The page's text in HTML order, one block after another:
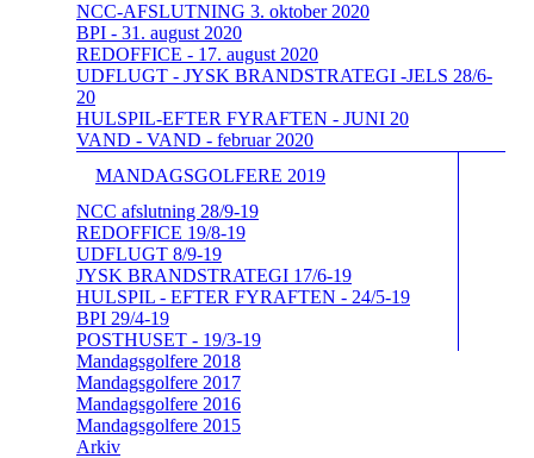
NCC-AFSLUTNING 3. oktober 2020
BPI - 31. august 2020
REDOFFICE - 17. august 2020
UDFLUGT - JYSK BRANDSTRATEGI -JELS 28/6-
20
HULSPIL-EFTER FYRAFTEN - JUNI 20
VAND - VAND - februar 2020
MANDAGSGOLFERE 2019
NCC afslutning 28/9-19
REDOFFICE 19/8-19
UDFLUGT 8/9-19
JYSK BRANDSTRATEGI 17/6-19
HULSPIL - EFTER FYRAFTEN - 24/5-19
BPI 29/4-19
POSTHUSET - 19/3-19
Mandagsgolfere 2018
Mandagsgolfere 2017
Mandagsgolfere 2016
Mandagsgolfere 2015
Arkiv